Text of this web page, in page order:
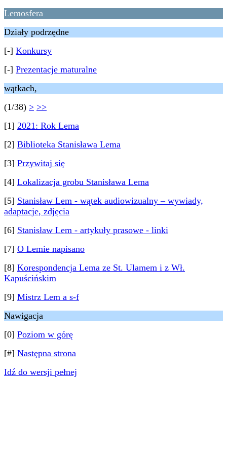
Lemosfera
Działy podrzędne
[-] Konkursy
[-] Prezentacje maturalne
wątkach,
(1/38) > >>
[1] 2021: Rok Lema
[2] Biblioteka Stanisława Lema
[3] Przywitaj się
[4] Lokalizacja grobu Stanisława Lema
[5] Stanisław Lem - wątek audiowizualny – wywiady,
adaptacje, zdjęcia
[6] Stanisław Lem - artykuły prasowe - linki
[7] O Lemie napisano
[8] Korespondencja Lema ze St. Ulamem i z Wł.
Kapuścińskim
[9] Mistrz Lem a s-f
Nawigacja
[0] Poziom w górę
[#] Następna strona
Idź do wersji pełnej